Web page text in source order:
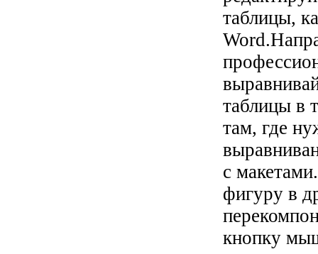
таблицы,
таблицы в
там, где
с
фигуру в
кнопку